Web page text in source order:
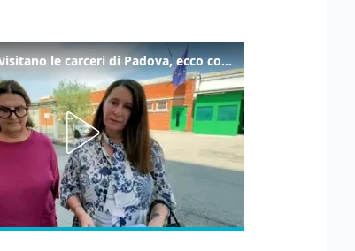
Gli avvocati visitano le carceri di Padova, ecco cosa hanno trovato